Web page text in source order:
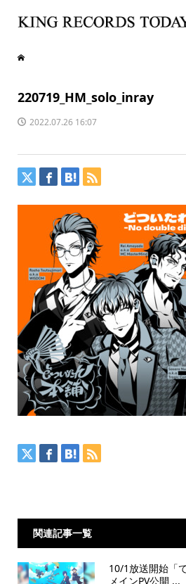
220719_HM_solo_inray
2022.07.26 16:07
関連記事一覧
10/1放送開始「
メインPV公開 ...